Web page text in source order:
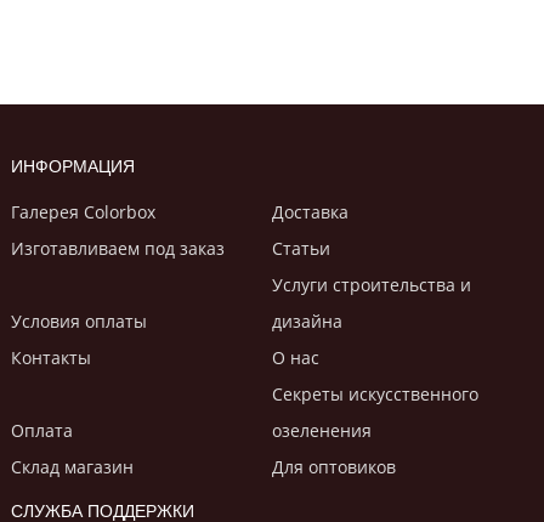
ИНФОРМАЦИЯ
Галерея Colorbox
Доставка
Изготавливаем под заказ
Статьи
Условия оплаты
Услуги строительствa и
дизайнa
Контакты
О нас
Оплата
Секреты искусственного
озеленения
Склад магазин
Для оптовиков
СЛУЖБА ПОДДЕРЖКИ